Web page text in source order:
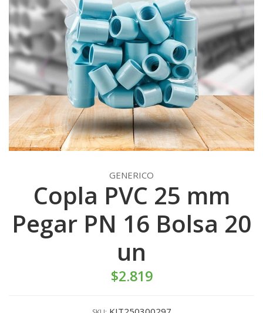
GENERICO
Copla PVC 25 mm
Pegar PN 16 Bolsa 20
un
$2.819